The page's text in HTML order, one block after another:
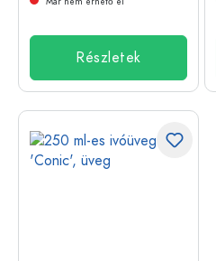
Részletek